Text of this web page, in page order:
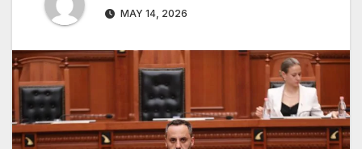
MAY 14, 2026